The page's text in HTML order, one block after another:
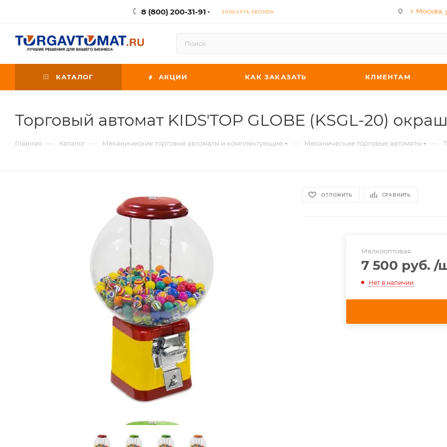
8 (800) 200-31-91 ЗАКАЗАТЬ ЗВОНОК г. Москва,
КАТАЛОГ АКЦИИ КАК ЗАКАЗАТЬ КЛИЕНТАМ
Торговый автомат KIDS'TOP GLOBE (KSGL-20)
Главная — Каталог — Механические торговые автоматы и комплектующие — Механические торговые автоматы —
ОТЛОЖИТЬ СРАВНИТЬ
Мелкооптовая
7 500 руб. /
Нет в наличии